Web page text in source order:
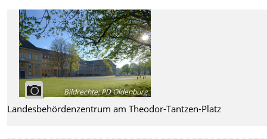
Bildrechte:PD Oldenburg
Landesbehördenzentrum am Theodor-Tantzen-Platz